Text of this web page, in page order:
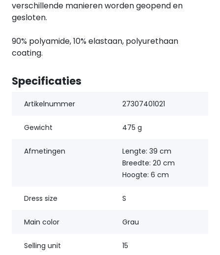
verschillende manieren worden geopend en
gesloten.
90% polyamide, 10% elastaan, polyurethaan
coating.
Specificaties
Artikelnummer 27307401021
Gewicht 475 g
Afmetingen
Lengte: 39 cm
Breedte: 20 cm
Hoogte: 6 cm
Dress size S
Main color Grau
Selling unit 15